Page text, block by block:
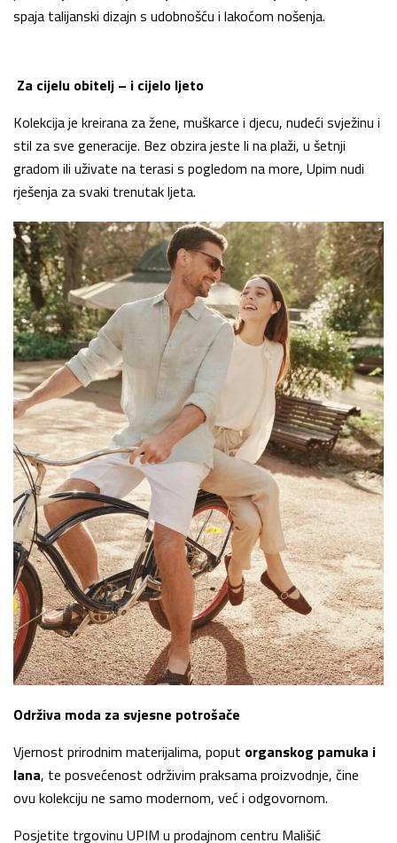
spaja talijanski dizajn s udobnošću i lakoćom nošenja.
Za cijelu obitelj – i cijelo ljeto
Kolekcija je kreirana za žene, muškarce i djecu, nudeći svježinu i
stil za sve generacije. Bez obzira jeste li na plaži, u šetnji
gradom ili uživate na terasi s pogledom na more, Upim nudi
rješenja za svaki trenutak ljeta.
Održiva moda za svjesne potrošače
Vjernost prirodnim materijalima, poput organskog pamuka i
lana, te posvećenost održivim praksama proizvodnje, čine
ovu kolekciju ne samo modernom, već i odgovornom.
Posjetite trgovinu UPIM u prodajnom centru Mališić